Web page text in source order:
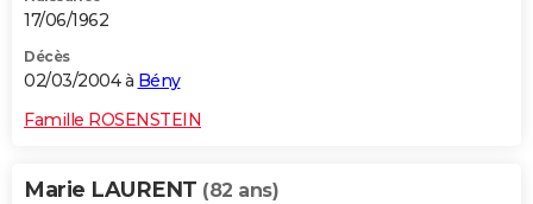
17/06/1962
Décès
02/03/2004 à Bény
Famille ROSENSTEIN
Marie LAURENT (82 ans)